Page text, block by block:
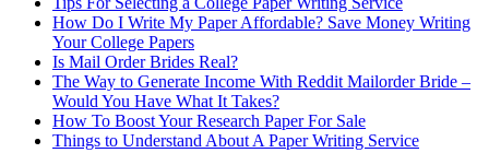
How Do I Write My Paper Affordable? Save Money Writing
Your College Papers
Is Mail Order Brides Real?
The Way to Generate Income With Reddit Mailorder Bride –
Would You Have What It Takes?
How To Boost Your Research Paper For Sale
Things to Understand About A Paper Writing Service